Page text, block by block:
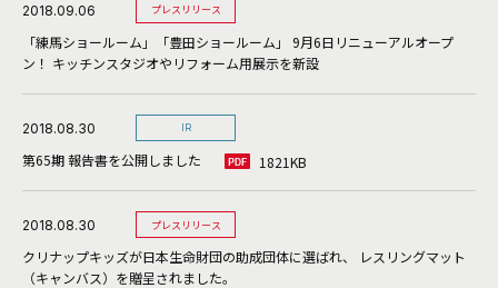
2018.09.06 プレスリリース
「練馬ショールーム」「豊田ショールーム」 9月6日リニューアルオープ
ン！ キッチンスタジオやリフォーム用展示を新設
2018.08.30 IR
第65期 報告書を公開しました 1821KB
2018.08.30 プレスリリース
クリナップキッズが日本生命財団の助成団体に選ばれ、 レスリングマット
（キャンバス）を贈呈されました。